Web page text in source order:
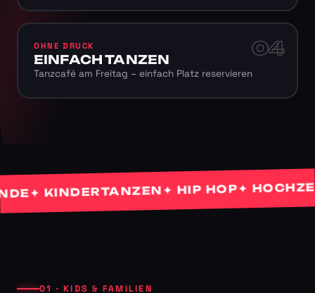
04
OHNE DRUCK
EINFACH TANZEN
Tanzcafé am Freitag – einfach Platz reservieren
KINDERTANZEN✦ HIP HOP ✦
01 · KIDS & FAMILIEN